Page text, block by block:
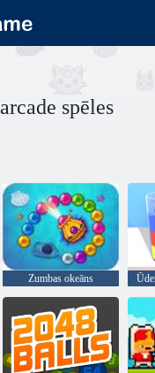
arcade spēles
Zumbas okeāns